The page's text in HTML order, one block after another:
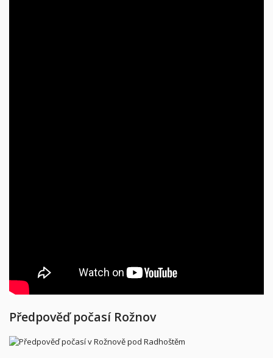
Předpověď počasí Rožnov